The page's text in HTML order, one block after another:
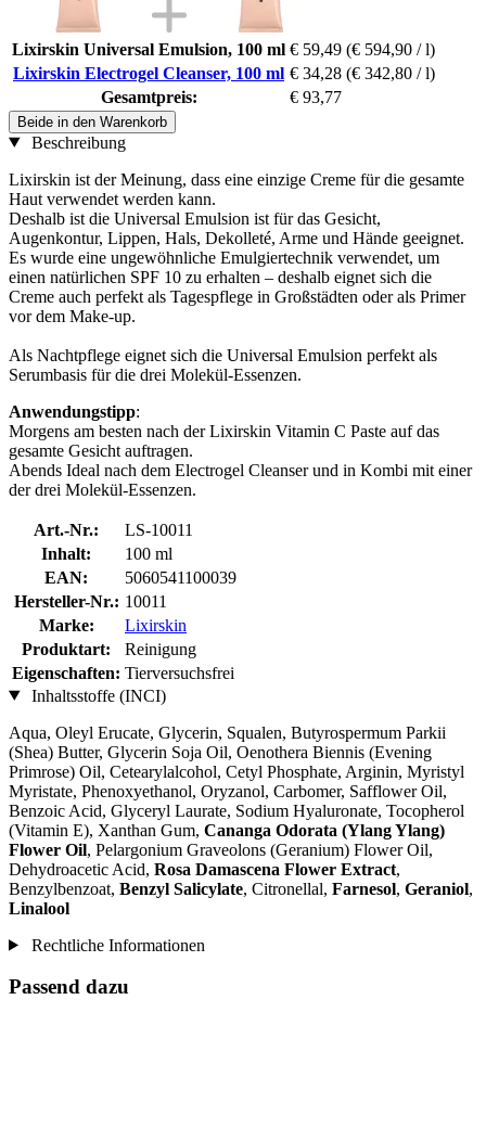
Lixirskin Universal Emulsion, 100 ml € 59,49 (€ 594,90 / l)
Lixirskin Electrogel Cleanser, 100 ml € 34,28 (€ 342,80 / l)
Gesamtpreis:
€ 93,77
Beide in den Warenkorb
Beschreibung
Lixirskin ist der Meinung, dass eine einzige Creme für die gesamte
Haut verwendet werden kann.
Deshalb ist die Universal Emulsion ist für das Gesicht,
Augenkontur, Lippen, Hals, Dekolleté, Arme und Hände geeignet.
Es wurde eine ungewöhnliche Emulgiertechnik verwendet, um
einen natürlichen SPF 10 zu erhalten – deshalb eignet sich die
Creme auch perfekt als Tagespflege in Großstädten oder als Primer
vor dem Make-up.
Als Nachtpflege eignet sich die Universal Emulsion perfekt als
Serumbasis für die drei Molekül-Essenzen.
Anwendungstipp:
Morgens am besten nach der Lixirskin Vitamin C Paste auf das
gesamte Gesicht auftragen.
Abends Ideal nach dem Electrogel Cleanser und in Kombi mit einer
der drei Molekül-Essenzen.
Art.-Nr.:
LS-10011
Inhalt:
100 ml
EAN:
5060541100039
Hersteller-Nr.: 10011
Marke:
Lixirskin
Produktart:
Reinigung
Eigenschaften: Tierversuchsfrei
Inhaltsstoffe (INCI)
Aqua, Oleyl Erucate, Glycerin, Squalen, Butyrospermum Parkii
(Shea) Butter, Glycerin Soja Oil, Oenothera Biennis (Evening
Primrose) Oil, Cetearylalcohol, Cetyl Phosphate, Arginin, Myristyl
Myristate, Phenoxyethanol, Oryzanol, Carbomer, Safflower Oil,
Benzoic Acid, Glyceryl Laurate, Sodium Hyaluronate, Tocopherol
(Vitamin E), Xanthan Gum, Cananga Odorata (Ylang Ylang)
Flower Oil, Pelargonium Graveolons (Geranium) Flower Oil,
Dehydroacetic Acid, Rosa Damascena Flower Extract,
Benzylbenzoat, Benzyl Salicylate, Citronellal, Farnesol, Geraniol,
Linalool
Rechtliche Informationen
Passend dazu